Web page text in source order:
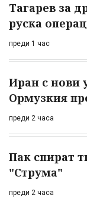
Тагарев за
руска
преди 1 час
Иран с нови
Ормузкия
преди 2 часа
Пак спират
"Струма"
преди 2 часа